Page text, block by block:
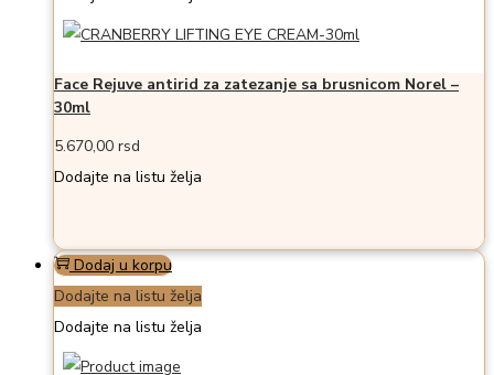
Face Rejuve antirid za zatezanje sa brusnicom Norel –
30ml
5.670,00 rsd
Dodajte na listu želja
Dodaj u korpu
Dodajte na listu želja
Dodajte na listu želja